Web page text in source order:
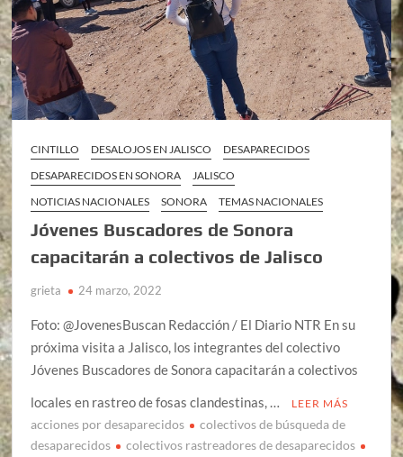
CINTILLO DESALOJOS EN JALISCO
DESAPARECIDOS
DESAPARECIDOS EN SONORA
JALISCO
NOTICIAS NACIONALES
SONORA TEMAS NACIONALES
Jóvenes Buscadores de Sonora
capacitarán a colectivos de Jalisco
grieta 24 marzo, 2022
Foto: @JovenesBuscan Redacción / El Diario NTR En su
próxima visita a Jalisco, los integrantes del colectivo
Jóvenes Buscadores de Sonora capacitarán a colectivos
locales en rastreo de fosas clandestinas, …
LEER MÁS
acciones por desaparecidos
colectivos de búsqueda de
desaparecidos
colectivos rastreadores de desaparecidos